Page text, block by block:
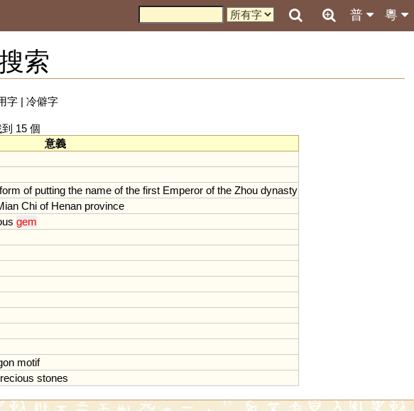
粵
普
索
字| 冷僻字
15 個
意義
form of putting the name of the first Emperor of the Zhou dynasty
Chi of Henan province
gem
motif
stones